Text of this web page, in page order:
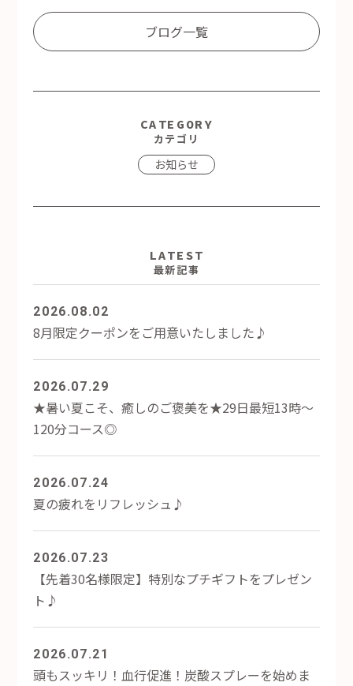
ブログ一覧
CATEGORY
カテゴリ
お知らせ
LATEST
最新記事
2026.08.02
8月限定クーポンをご用意いたしました♪
2026.07.29
★暑い夏こそ、癒しのご褒美を★29日最短13時～
120分コース◎
2026.07.24
夏の疲れをリフレッシュ♪
2026.07.23
【先着30名様限定】特別なプチギフトをプレゼン
ト♪
2026.07.21
頭もスッキリ！血行促進！炭酸スプレーを始めま